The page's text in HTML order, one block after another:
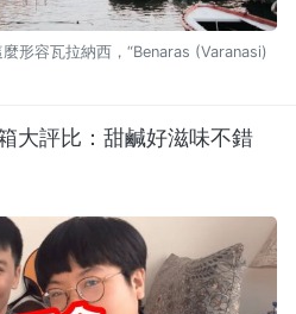
形容瓦拉納西，“Benaras (Varanasi)
大評比：甜鹹好滋味不錯